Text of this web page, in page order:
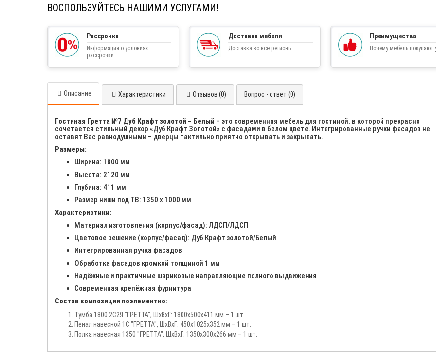
ВОСПОЛЬЗУЙТЕСЬ НАШИМИ УСЛУГАМИ!
Рассрочка
Информация о условиях
рассрочки
Доставка мебели
Доставка во все регионы
Преимущества
Почему мебель покупают
Описание Характеристики Отзывов (0) Вопрос - ответ (0)
Гостиная Гретта №7 Дуб Крафт золотой – Белый – это современная мебель для гостиной, в которой прекрасно
сочетается стильный декор «Дуб Крафт Золотой» с фасадами в белом цвете. Интегрированные ручки фасадов не
оставят Вас равнодушными – дверцы тактильно приятно открывать и закрывать.
Размеры:
Ширина: 1800 мм
Высота: 2120 мм
Глубина: 411 мм
Размер ниши под ТВ: 1350 х 1000 мм
Характеристики:
Материал изготовления (корпус/фасад): ЛДСП/ЛДСП
Цветовое решение (корпус/фасад): Дуб Крафт золотой/Белый
Интегрированная ручка фасадов
Обработка фасадов кромкой толщиной 1 мм
Надёжные и практичные шариковые направляющие полного выдвижения
Современная крепёжная фурнитура
Состав композиции поэлементно:
Тумба 1800 2С2Я "ГРЕТТА", ШхВхГ: 1800х500х411 мм – 1 шт.
Пенал навесной 1С "ГРЕТТА", ШхВхГ: 450х1025х352 мм – 1 шт.
Полка навесная 1350 "ГРЕТТА", ШхВхГ: 1350х300х266 мм – 1 шт.